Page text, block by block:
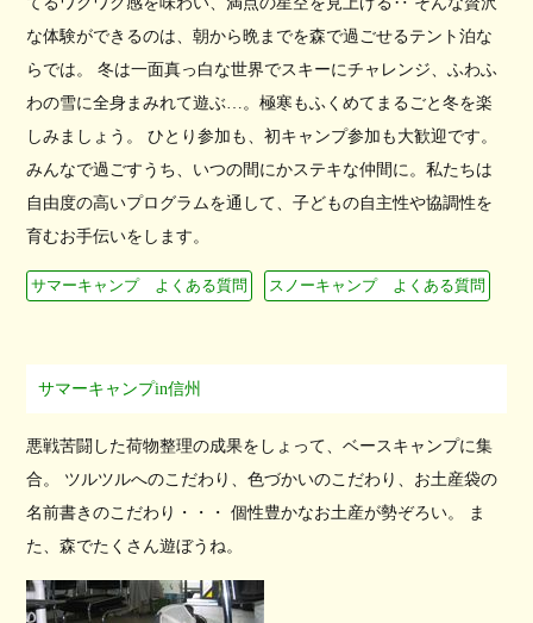
な体験ができるのは、朝から晩までを森で過ごせるテント泊な
らでは。 冬は一面真っ白な世界でスキーにチャレンジ、ふわふ
わの雪に全身まみれて遊ぶ…。極寒もふくめてまるごと冬を楽
しみましょう。 ひとり参加も、初キャンプ参加も大歓迎です。
みんなで過ごすうち、いつの間にかステキな仲間に。私たちは
自由度の高いプログラムを通して、子どもの自主性や協調性を
育むお手伝いをします。
サマーキャンプ よくある質問 スノーキャンプ よくある質問
サマーキャンプin信州
悪戦苦闘した荷物整理の成果をしょって、ベースキャンプに集
合。 ツルツルへのこだわり、色づかいのこだわり、お土産袋の
名前書きのこだわり・・・ 個性豊かなお土産が勢ぞろい。 ま
た、森でたくさん遊ぼうね。